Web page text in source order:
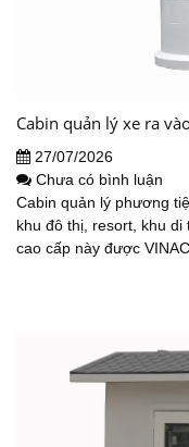
Cabin quản lý xe ra
27/07/2026
Chưa có bình luận
Cabin quản lý phương
khu đô thị, resort, khu
cao cấp này được